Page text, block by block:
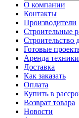
О компании
Контакты
Производители
Строительные
Строительство
Готовые
Аренда техники
Доставка
Как заказать
Оплата
Купить в
Возврат товара
Новости